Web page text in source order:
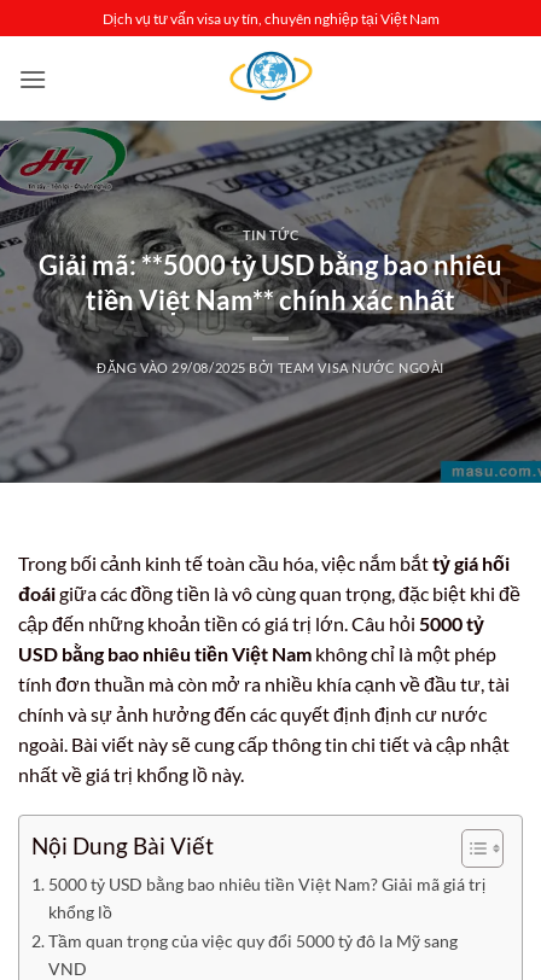
qua
nội
Dịch vụ tư vấn visa uy tín, chuyên nghiệp tại Việt Nam
TIN TỨC
Giải mã: **5000 tỷ USD bằng bao nhiêu
tiền Việt Nam** chính xác nhất
ĐĂNG VÀO 29/08/2025 BỞI TEAM VISA NƯỚC NGOÀI
Trong bối cảnh kinh tế toàn cầu hóa, việc nắm bắttỷ giá hối
đoáigiữa các đồng tiền là vô cùng quan trọng, đặc biệt khi đề
cập đến những khoản tiền có giá trị lớn. Câu hỏi 5000 tỷ
USD bằng bao nhiêu tiền Việt Nam không chỉ là một phép
tính đơn thuần mà còn mở ra nhiều khía cạnh về đầu tư, tài
chính và sự ảnh hưởng đến các quyết định định cư nước
ngoài. Bài viết này sẽ cung cấp thông tin chi tiết và cập nhật
nhất về giá trị khổng lồ này.
Nội Dung Bài Viết
5000 tỷ USD bằng bao nhiêu tiền Việt Nam? Giải mã giá trị
khổng lồ
Tầm quan trọng của việc quy đổi 5000 tỷ đô la Mỹ sang
VND